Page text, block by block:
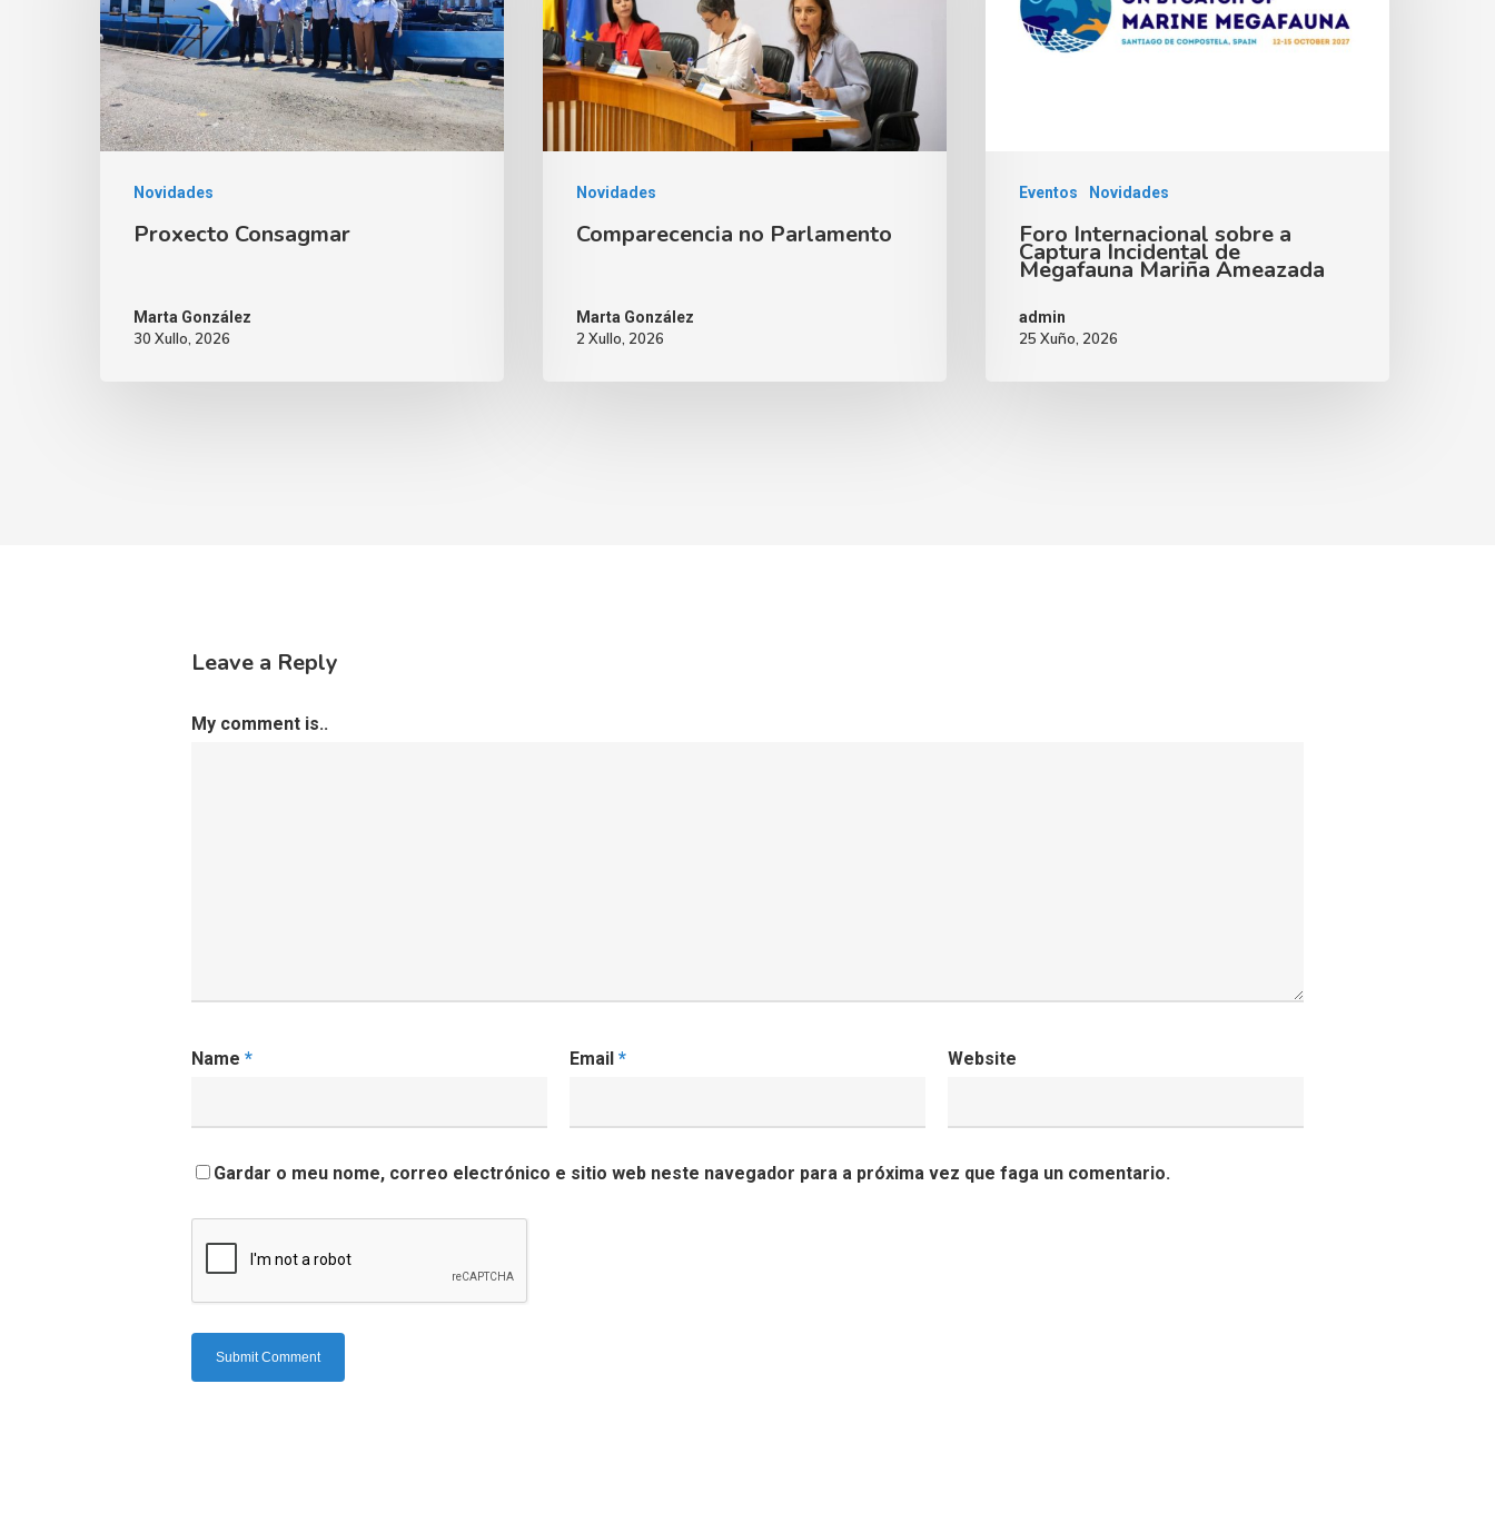
Novidades
Proxecto Consagmar
Marta González
30 Xullo, 2026
Novidades
Comparecencia no Parlamento
Marta González
2 Xullo, 2026
Eventos Novidades
Foro Internacional sobre a
Captura Incidental de
Megafauna Mariña Ameazada
admin
25 Xuño, 2026
Leave a Reply
My comment is..
Name * Email * Website
Gardar o meu nome, correo electrónico e sitio web neste navegador para a próxima vez que faga un comentario.